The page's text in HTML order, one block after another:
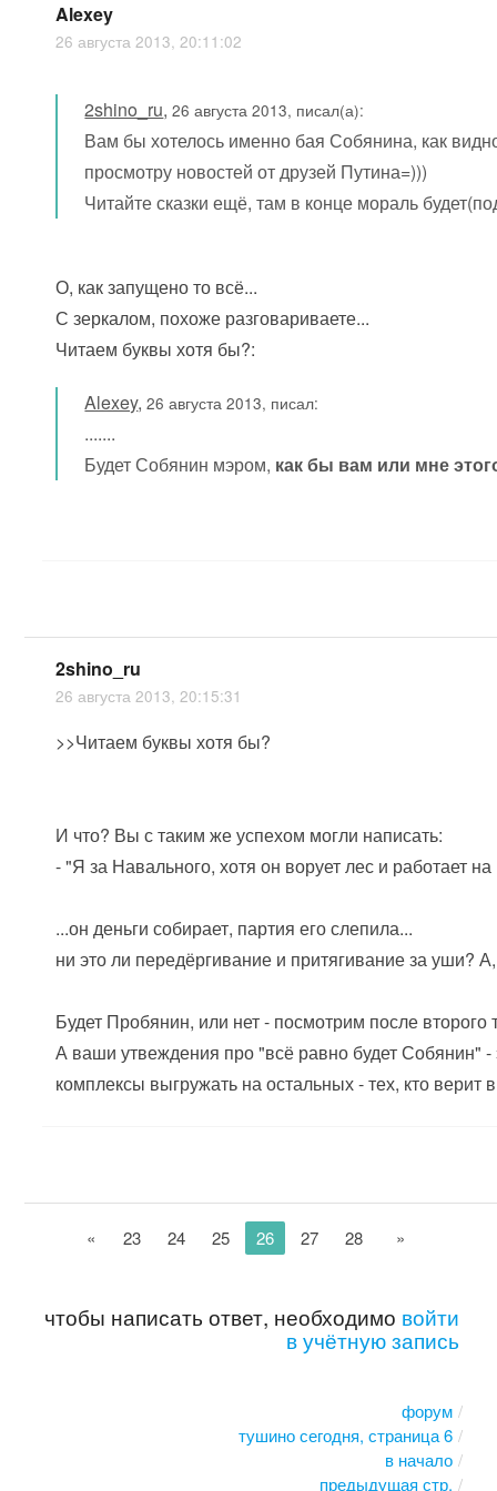
Alexey
26 августа 2013, 20:11:02
2shino_ru,26 августа 2013, писал(а):
Вам бы хотелось именно бая Собянина, как
просмотру новостей от друзей Путина=)))
Читайте сказки ещё, там в конце мораль
О, как запущено то всё...
С зеркалом, похоже разговариваете...
Читаем буквы хотя бы?:
Alexey,26 августа 2013, писал:
.......
Будет Собянин мэром, как бы вам или мне
2shino_ru
26 августа 2013, 20:15:31
>>Читаем буквы хотя бы?
И что? Вы с таким же успехом могли написать:
- "Я за Навального, хотя он ворует лес и работает
...он деньги собирает, партия его слепила...
ни это ли передёргивание и притягивание за уши?
Будет Пробянин, или нет - посмотрим после второго
А ваши утвеждения про "всё равно будет Собянин" -
комплексы выгружать на остальных - тех, кто
« 23 24 25 26 27 28 »
чтобы написать ответ, необходимо войти
в учётную запись
форум
тушино сегодня, страница 6
в начало
предыдущая стр.